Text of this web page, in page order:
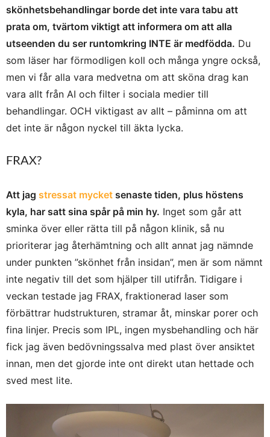
skönhetsbehandlingar borde det inte vara tabu att
prata om, tvärtom viktigt att informera om att alla
utseenden du ser runtomkring INTE är medfödda. Du
som läser har förmodligen koll och många yngre också,
men vi får alla vara medvetna om att sköna drag kan
vara allt från AI och filter i sociala medier till
behandlingar. OCH viktigast av allt – påminna om att
det inte är någon nyckel till äkta lycka.
FRAX?
Att jag stressat mycket senaste tiden, plus höstens
kyla, har satt sina spår på min hy. Inget som går att
sminka över eller rätta till på någon klinik, så nu
prioriterar jag återhämtning och allt annat jag nämnde
under punkten ”skönhet från insidan”, men är som nämnt
inte negativ till det som hjälper till utifrån. Tidigare i
veckan testade jag FRAX, fraktionerad laser som
förbättrar hudstrukturen, stramar åt, minskar porer och
fina linjer. Precis som IPL, ingen mysbehandling och här
fick jag även bedövningssalva med plast över ansiktet
innan, men det gjorde inte ont direkt utan hettade och
sved mest lite.